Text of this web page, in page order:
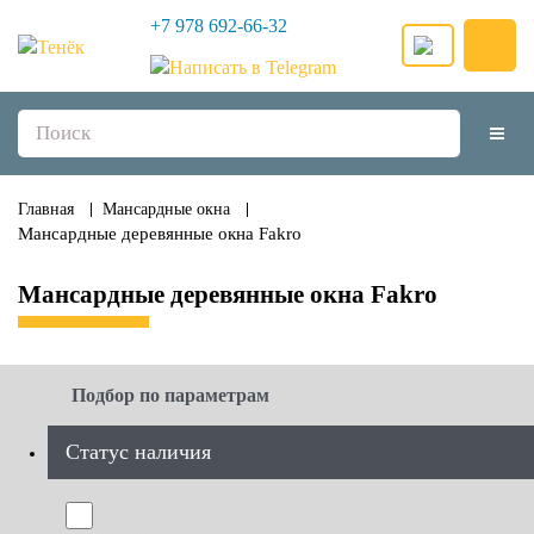
+7 978 692-66-32
Главная Мансардные окна
Мансардные деревянные окна Fakro
Мансардные деревянные окна Fakro
Подбор по параметрам
Статус наличия